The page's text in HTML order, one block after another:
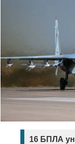
16 БПЛА